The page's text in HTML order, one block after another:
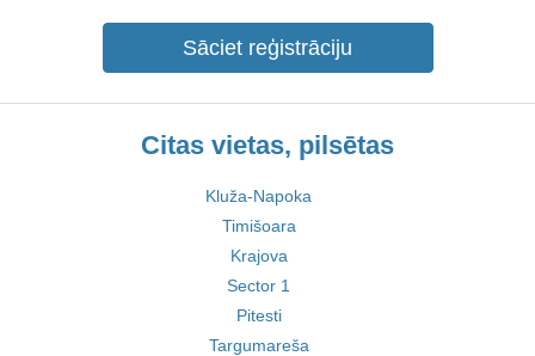
Sāciet reģistrāciju
Citas vietas, pilsētas
Kluža-Napoka
Timišoara
Krajova
Sector 1
Pitesti
Targumareša